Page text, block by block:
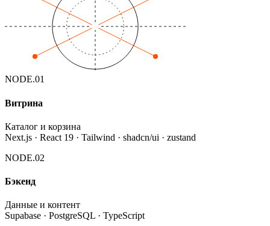
NODE.01
Витрина
Каталог и корзина
Next.js · React 19 · Tailwind · shadcn/ui · zustand
NODE.02
Бэкенд
Данные и контент
Supabase · PostgreSQL · TypeScript